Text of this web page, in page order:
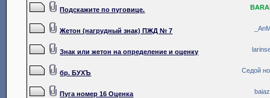
Подскажите по пуговице.
Жетон (нагрудный знак) ПЖД № 7
Знак или жетон на определение и оценку
бр. БУХЪ Седой
Пуга номер 16 Оценка